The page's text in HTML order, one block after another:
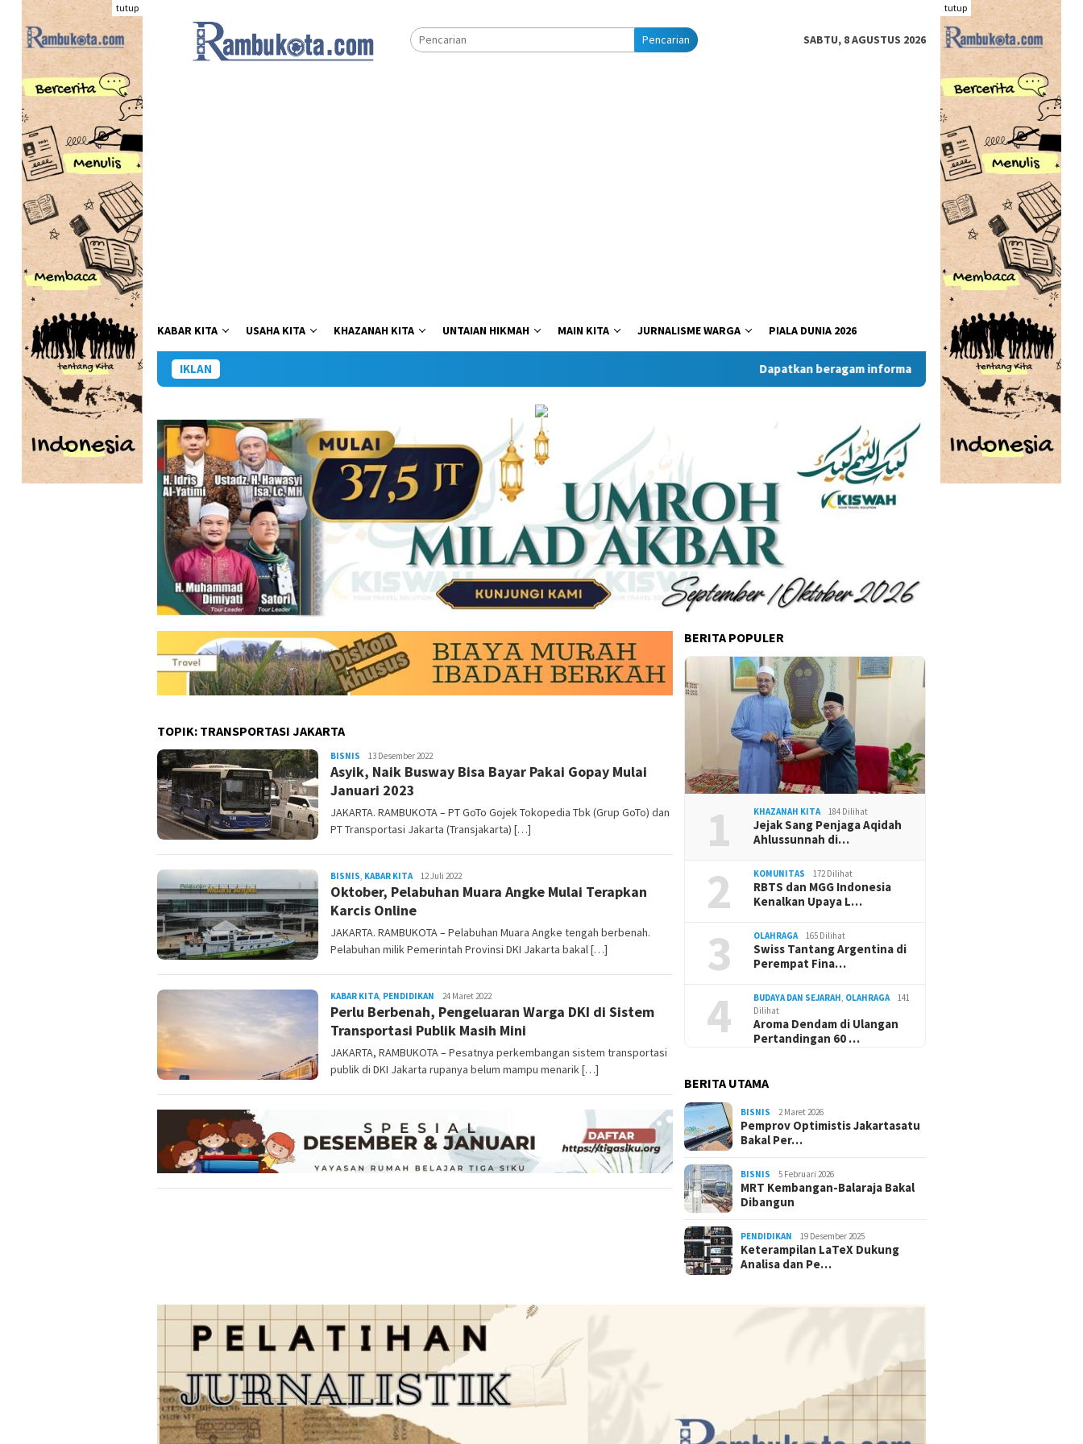
Loncat
konten
tutup tutup
Pencarian SABTU, 8 AGUSTUS 2026
KABAR KITA USAHA KITA KHAZANAH KITA UNTAIAN HIKMAH MAIN KITA JURNALISME WARGA PIALA DUNIA 2026
IKLAN Dapatkan beragam informasi dan berita menarik dari situs
TOPIK: TRANSPORTASI JAKARTA
BISNIS REDAKSI
RAMBUKOTA
13 Desember 2022
Asyik, Naik Busway Bisa Bayar Pakai Gopay Mulai
Januari 2023
JAKARTA. RAMBUKOTA – PT GoTo Gojek Tokopedia Tbk (Grup GoTo) dan
PT Transportasi Jakarta (Transjakarta) […]
BISNIS, KABAR KITAREDAKSI
RAMBUKOTA
12 Juli 2022
Oktober, Pelabuhan Muara Angke Mulai Terapkan
Karcis Online
JAKARTA. RAMBUKOTA – Pelabuhan Muara Angke tengah berbenah.
Pelabuhan milik Pemerintah Provinsi DKI Jakarta bakal […]
KABAR KITA, PENDIDIKAN admin
24 Maret 2022
Perlu Berbenah, Pengeluaran Warga DKI di Sistem
Transportasi Publik Masih Mini
JAKARTA, RAMBUKOTA – Pesatnya perkembangan sistem transportasi
publik di DKI Jakarta rupanya belum mampu menarik […]
BERITA POPULER
1 KHAZANAH KITA 184 Dilihat
Jejak Sang Penjaga Aqidah
Ahlussunnah di…
2 KOMUNITAS 172 Dilihat
RBTS dan MGG Indonesia
Kenalkan Upaya L…
3 OLAHRAGA 165 Dilihat
Swiss Tantang Argentina di
Perempat Fina…
4 BUDAYA DAN SEJARAH OLAHRAGA
141
Dilihat
Aroma Dendam di Ulangan
Pertandingan 60 …
BERITA UTAMA
BISNIS 2 Maret 2026
Pemprov Optimistis Jakartasatu
Bakal Per…
BISNIS 5 Februari 2026
MRT Kembangan-Balaraja Bakal
Dibangun
PENDIDIKAN 19 Desember 2025
Keterampilan LaTeX Dukung
Analisa dan Pe…